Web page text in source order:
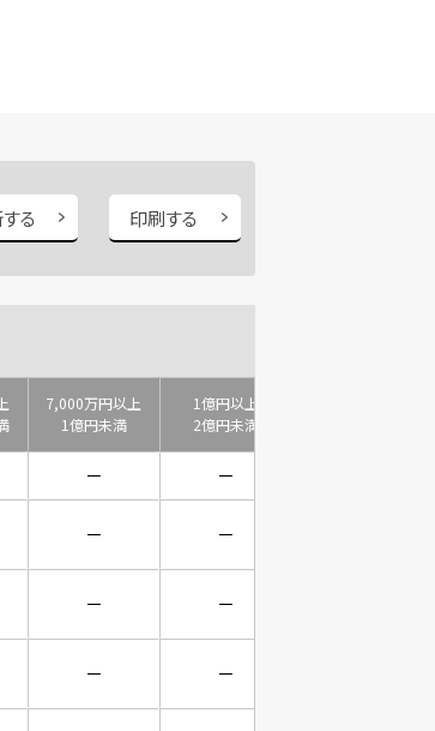
る 印刷する
7,000万円以上
1億円未満
1億円以上
2億円未満
－ －
－ －
－ －
－ －